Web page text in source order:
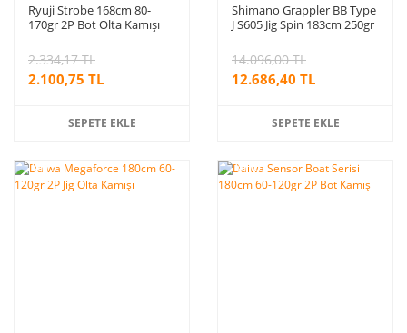
Ryuji Strobe 168cm 80-
170gr 2P Bot Olta Kamışı
2.100,75 TL
2.334,17 TL
SEPETE EKLE
Shimano Grappler BB Type
J S605 Jig Spin 183cm 250gr
12.686,40 TL
14.096,00 TL
SEPETE EKLE
%15 %10